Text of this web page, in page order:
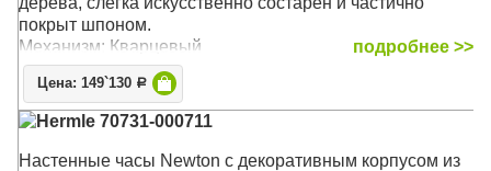
покрыт шпоном.
Механизм: Кварцевый
Корпус: Хэмптонская Вишня (Hampton Cherry)
Звуковой сигнал:Westminster
Размер: 86 x 41 х 16 см
подробнее >>
Цена: 149`130 Р
Hermle 70731-000711
Настенные часы Newton с декоративным корпусом из